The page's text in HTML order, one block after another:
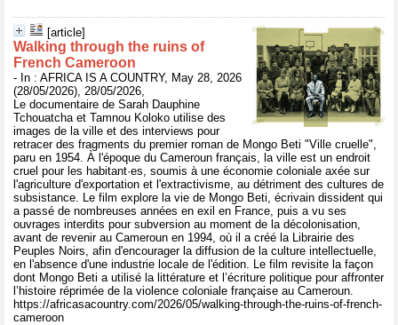
[article]
Walking through the ruins of
French Cameroon
- In : AFRICA IS A COUNTRY, May 28, 2026
(28/05/2026), 28/05/2026,
Le documentaire de Sarah Dauphine
Tchouatcha et Tamnou Koloko utilise des
images de la ville et des interviews pour
retracer des fragments du premier roman de Mongo Beti "Ville cruelle",
paru en 1954. À l'époque du Cameroun français, la ville est un endroit
cruel pour les habitant·es, soumis à une économie coloniale axée sur
l'agriculture d'exportation et l'extractivisme, au détriment des cultures de
subsistance. Le film explore la vie de Mongo Beti, écrivain dissident qui
a passé de nombreuses années en exil en France, puis a vu ses
ouvrages interdits pour subversion au moment de la décolonisation,
avant de revenir au Cameroun en 1994, où il a créé la Librairie des
Peuples Noirs, afin d'encourager la diffusion de la culture intellectuelle,
en l'absence d'une industrie locale de l'édition. Le film revisite la façon
dont Mongo Beti a utilisé la littérature et l’écriture politique pour affronter
l’histoire réprimée de la violence coloniale française au Cameroun.
https://africasacountry.com/2026/05/walking-through-the-ruins-of-french-
cameroon